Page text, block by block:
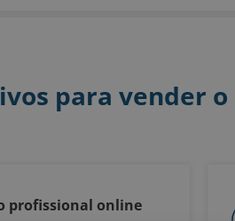
para vender o
profissional online